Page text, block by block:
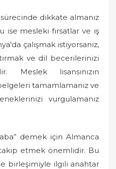
dikkate almanız
mesleki fırsatlar ve iş
çalışmak istiyorsanız,
ve dil becerilerinizi
Meslek lisansınızın
tamamlamanız ve
vurgulamanız
demek için Almanca
etmek önemlidir. Bu
birleşimiyle ilgili anahtar